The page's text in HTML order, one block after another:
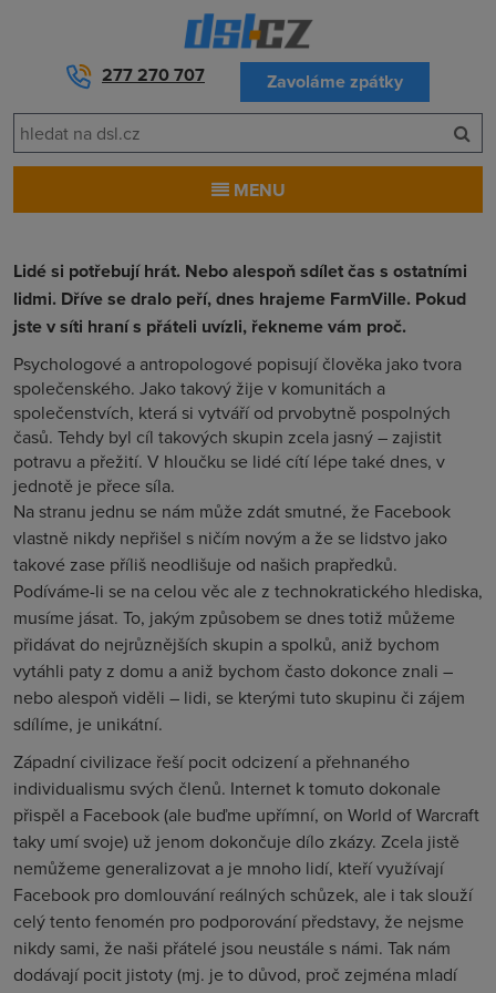
277 270 707 Zavoláme zpátky
MENU
Lidé si potřebují hrát. Nebo alespoň sdílet čas s ostatními
lidmi. Dříve se dralo peří, dnes hrajeme FarmVille. Pokud
jste v síti hraní s přáteli uvízli, řekneme vám proč.
Psychologové a antropologové popisují člověka jako tvora
společenského. Jako takový žije v komunitách a
společenstvích, která si vytváří od prvobytně pospolných
časů. Tehdy byl cíl takových skupin zcela jasný – zajistit
potravu a přežití. V hloučku se lidé cítí lépe také dnes, v
jednotě je přece síla.
Na stranu jednu se nám může zdát smutné, že Facebook
vlastně nikdy nepřišel s ničím novým a že se lidstvo jako
takové zase příliš neodlišuje od našich prapředků.
Podíváme-li se na celou věc ale z technokratického hlediska,
musíme jásat. To, jakým způsobem se dnes totiž můžeme
přidávat do nejrůznějších skupin a spolků, aniž bychom
vytáhli paty z domu a aniž bychom často dokonce znali –
nebo alespoň viděli – lidi, se kterými tuto skupinu či zájem
sdílíme, je unikátní.
Západní civilizace řeší pocit odcizení a přehnaného
individualismu svých členů. Internet k tomuto dokonale
přispěl a Facebook (ale buďme upřímní, on World of Warcraft
taky umí svoje) už jenom dokončuje dílo zkázy. Zcela jistě
nemůžeme generalizovat a je mnoho lidí, kteří využívají
Facebook pro domlouvání reálných schůzek, ale i tak slouží
celý tento fenomén pro podporování představy, že nejsme
nikdy sami, že naši přátelé jsou neustále s námi. Tak nám
dodávají pocit jistoty (mj. je to důvod, proč zejména mladí